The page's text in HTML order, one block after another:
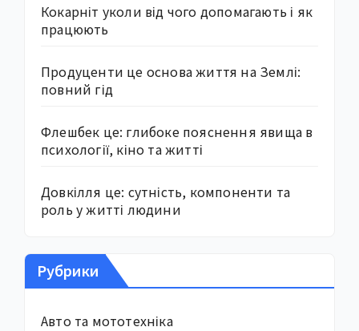
Кокарніт уколи від чого допомагають і як
працюють
Продуценти це основа життя на Землі:
повний гід
Флешбек це: глибоке пояснення явища в
психології, кіно та житті
Довкілля це: сутність, компоненти та
роль у житті людини
Рубрики
Авто та мототехніка